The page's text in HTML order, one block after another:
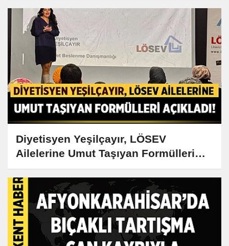
Diyetisyen Yeşilçayır, LÖSEV
Ailelerine Umut Taşıyan Formülleri
Açıkladı!